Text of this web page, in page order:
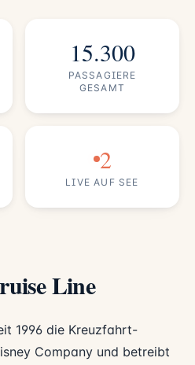
15.300
PASSAGIERE
GESAMT
2
LIVE AUF SEE
Line
1996 die Kreuzfahrt-
Company und betreibt